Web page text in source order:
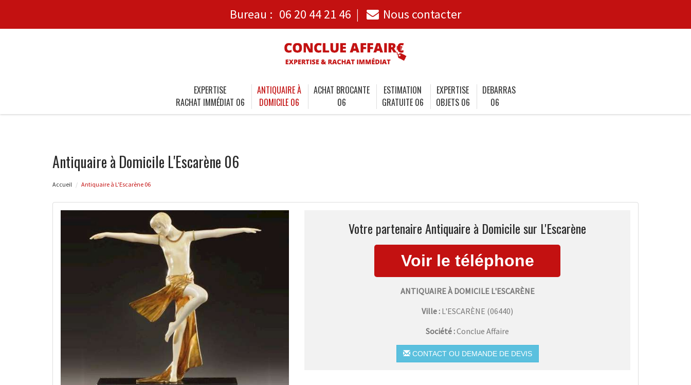
Bureau : 06 20 44 21 46 Nous contacter
EXPERTISE
RACHAT IMMÉDIAT 06
ANTIQUAIRE À
DOMICILE 06
ACHAT BROCANTE
06
ESTIMATION
GRATUITE 06
EXPERTISE
OBJETS 06
DEBARRAS
06
Antiquaire à Domicile L'Escarène 06
Accueil Antiquaire à L'Escarène 06
Votre partenaire Antiquaire à Domicile sur L'Escarène
ANTIQUAIRE À DOMICILE L'ESCARÈNE
Ville : L'ESCARÈNE (06440)
Société :Conclue Affaire
CONTACT OU DEMANDE DE DEVIS